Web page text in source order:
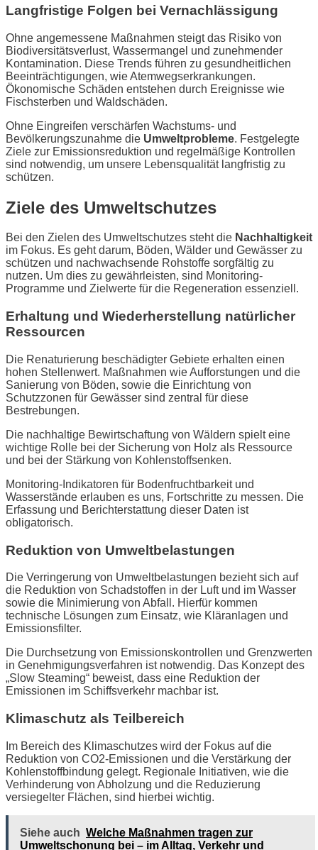
Langfristige Folgen bei Vernachlässigung
Ohne angemessene Maßnahmen steigt das Risiko von
Biodiversitätsverlust, Wassermangel und zunehmender
Kontamination. Diese Trends führen zu gesundheitlichen
Beeinträchtigungen, wie Atemwegserkrankungen.
Ökonomische Schäden entstehen durch Ereignisse wie
Fischsterben und Waldschäden.
Ohne Eingreifen verschärfen Wachstums- und
Bevölkerungszunahme die Umweltprobleme. Festgelegte
Ziele zur Emissionsreduktion und regelmäßige Kontrollen
sind notwendig, um unsere Lebensqualität langfristig zu
schützen.
Ziele des Umweltschutzes
Bei den Zielen des Umweltschutzes steht die Nachhaltigkeit
im Fokus. Es geht darum, Böden, Wälder und Gewässer zu
schützen und nachwachsende Rohstoffe sorgfältig zu
nutzen. Um dies zu gewährleisten, sind Monitoring-
Programme und Zielwerte für die Regeneration essenziell.
Erhaltung und Wiederherstellung natürlicher
Ressourcen
Die Renaturierung beschädigter Gebiete erhalten einen
hohen Stellenwert. Maßnahmen wie Aufforstungen und die
Sanierung von Böden, sowie die Einrichtung von
Schutzzonen für Gewässer sind zentral für diese
Bestrebungen.
Die nachhaltige Bewirtschaftung von Wäldern spielt eine
wichtige Rolle bei der Sicherung von Holz als Ressource
und bei der Stärkung von Kohlenstoffsenken.
Monitoring-Indikatoren für Bodenfruchtbarkeit und
Wasserstände erlauben es uns, Fortschritte zu messen. Die
Erfassung und Berichterstattung dieser Daten ist
obligatorisch.
Reduktion von Umweltbelastungen
Die Verringerung von Umweltbelastungen bezieht sich auf
die Reduktion von Schadstoffen in der Luft und im Wasser
sowie die Minimierung von Abfall. Hierfür kommen
technische Lösungen zum Einsatz, wie Kläranlagen und
Emissionsfilter.
Die Durchsetzung von Emissionskontrollen und Grenzwerten
in Genehmigungsverfahren ist notwendig. Das Konzept des
„Slow Steaming“ beweist, dass eine Reduktion der
Emissionen im Schiffsverkehr machbar ist.
Klimaschutz als Teilbereich
Im Bereich des Klimaschutzes wird der Fokus auf die
Reduktion von CO2-Emissionen und die Verstärkung der
Kohlenstoffbindung gelegt. Regionale Initiativen, wie die
Verhinderung von Abholzung und die Reduzierung
versiegelter Flächen, sind hierbei wichtig.
Siehe auch Welche Maßnahmen tragen zur
Umweltschonung bei – im Alltag, Verkehr und